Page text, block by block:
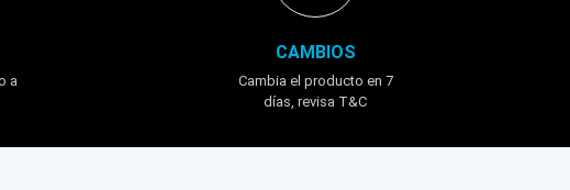
a
CAMBIOS
Cambia el producto en 7
días, revisa T&C